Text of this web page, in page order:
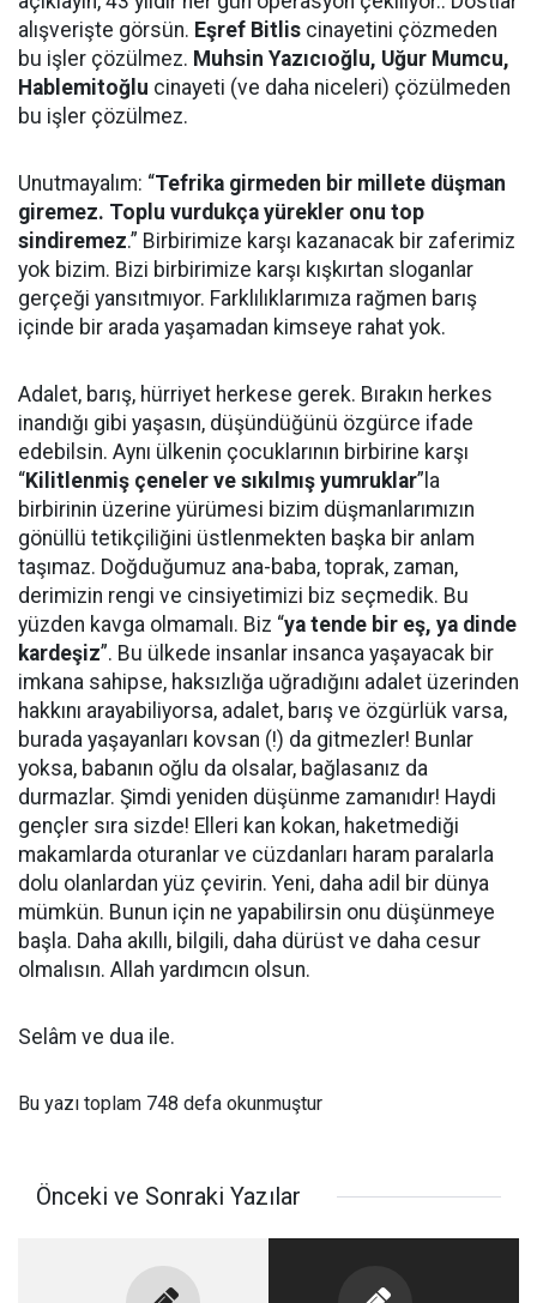
alışverişte görsün. Eşref Bitlis cinayetini çözmeden
bu işler çözülmez. Muhsin Yazıcıoğlu, Uğur Mumcu,
Hablemitoğlu cinayeti (ve daha niceleri) çözülmeden
bu işler çözülmez.
Unutmayalım: “Tefrika girmeden bir millete düşman
giremez. Toplu vurdukça yürekler onu top
sindiremez.” Birbirimize karşı kazanacak bir zaferimiz
yok bizim. Bizi birbirimize karşı kışkırtan sloganlar
gerçeği yansıtmıyor. Farklılıklarımıza rağmen barış
içinde bir arada yaşamadan kimseye rahat yok.
Adalet, barış, hürriyet herkese gerek. Bırakın herkes
inandığı gibi yaşasın, düşündüğünü özgürce ifade
edebilsin. Aynı ülkenin çocuklarının birbirine karşı
“Kilitlenmiş çeneler ve sıkılmış yumruklar”la
birbirinin üzerine yürümesi bizim düşmanlarımızın
gönüllü tetikçiliğini üstlenmekten başka bir anlam
taşımaz. Doğduğumuz ana-baba, toprak, zaman,
derimizin rengi ve cinsiyetimizi biz seçmedik. Bu
yüzden kavga olmamalı. Biz “ya tende bir eş, ya dinde
kardeşiz”. Bu ülkede insanlar insanca yaşayacak bir
imkana sahipse, haksızlığa uğradığını adalet üzerinden
hakkını arayabiliyorsa, adalet, barış ve özgürlük varsa,
burada yaşayanları kovsan (!) da gitmezler! Bunlar
yoksa, babanın oğlu da olsalar, bağlasanız da
durmazlar. Şimdi yeniden düşünme zamanıdır! Haydi
gençler sıra sizde! Elleri kan kokan, haketmediği
makamlarda oturanlar ve cüzdanları haram paralarla
dolu olanlardan yüz çevirin. Yeni, daha adil bir dünya
mümkün. Bunun için ne yapabilirsin onu düşünmeye
başla. Daha akıllı, bilgili, daha dürüst ve daha cesur
olmalısın. Allah yardımcın olsun.
Selâm ve dua ile.
Bu yazı toplam 748 defa okunmuştur
Önceki ve Sonraki Yazılar